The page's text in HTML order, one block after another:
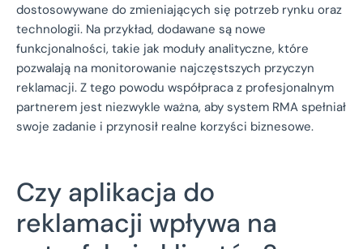
dostosowywane do zmieniających się potrzeb rynku oraz
technologii. Na przykład, dodawane są nowe
funkcjonalności, takie jak moduły analityczne, które
pozwalają na monitorowanie najczęstszych przyczyn
reklamacji. Z tego powodu współpraca z profesjonalnym
partnerem jest niezwykle ważna, aby system RMA spełniał
swoje zadanie i przynosił realne korzyści biznesowe.
Czy aplikacja do
reklamacji wpływa na